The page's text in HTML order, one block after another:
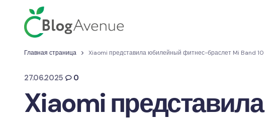
Главная страница Xiaomi представила юбилейный фитнес-браслет Mi Band 10
27.06.2025 0
Xiaomi представила